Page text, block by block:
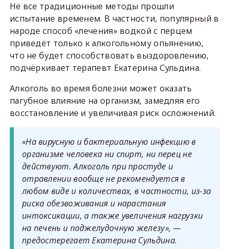
Не все традиционные методы прошли
испытание временем. В частности, популярный в
народе способ «лечения» водкой с перцем
приведёт только к алкогольному опьянению,
что не будет способствовать выздоровлению,
подчёркивает терапевт Екатерина Сульдина.
Алкоголь во время болезни может оказать
пагубное влияние на организм, замедляя его
восстановление и увеличивая риск осложнений.
«На вирусную и бактериальную инфекцию в
организме человека ни спирт, ни перец не
действуют. Алкоголь при простуде и
отравлении вообще не рекомендуется в
любом виде и количествах, в частности, из-за
риска обезвоживания и нарастания
интоксикации, а также увеличения нагрузки
на печень и поджелудочную железу», —
предостерегает Екатерина Сульдина.